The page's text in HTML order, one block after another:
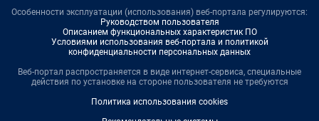
Особенности эксплуатации (использования) веб-портала регулируются:
Руководством пользователя
Описанием функциональных характеристик ПО
Условиями использования веб-портала и политикой
конфиденциальности персональных данных
Веб-портал распространяется в виде интернет-сервиса, специальные
действия по установке на стороне пользователя не требуются
Политика использования cookies